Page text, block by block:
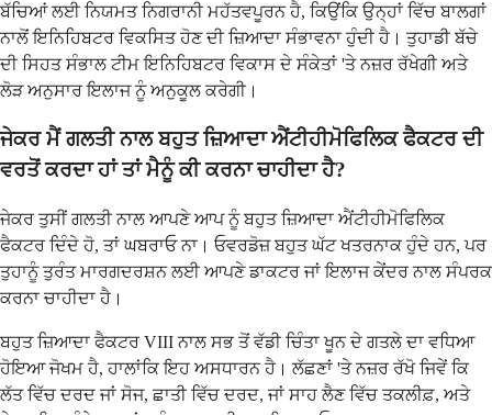
ਬੱਚਿਆਂ ਲਈ ਨਿਯਮਤ ਨਿਗਰਾਨੀ ਮਹੱਤਵਪੂਰਨ ਹੈ, ਕਿਉਂਕਿ ਉਨ੍ਹਾਂ ਵਿੱਚ ਬਾਲਗਾਂ
ਨਾਲੋਂ ਇਨਿਹਿਬਟਰ ਵਿਕਸਿਤ ਹੋਣ ਦੀ ਜ਼ਿਆਦਾ ਸੰਭਾਵਨਾ ਹੁੰਦੀ ਹੈ। ਤੁਹਾਡੀ ਬੱਚੇ
ਦੀ ਸਿਹਤ ਸੰਭਾਲ ਟੀਮ ਇਨਿਹਿਬਟਰ ਵਿਕਾਸ ਦੇ ਸੰਕੇਤਾਂ 'ਤੇ ਨਜ਼ਰ ਰੱਖੇਗੀ ਅਤੇ
ਲੋੜ ਅਨੁਸਾਰ ਇਲਾਜ ਨੂੰ ਅਨੁਕੂਲ ਕਰੇਗੀ।
ਜੇਕਰ ਮੈਂ ਗਲਤੀ ਨਾਲ ਬਹੁਤ ਜ਼ਿਆਦਾ ਐਂਟੀਹੀਮੋਫਿਲਿਕ ਫੈਕਟਰ ਦੀ
ਵਰਤੋਂ ਕਰਦਾ ਹਾਂ ਤਾਂ ਮੈਨੂੰ ਕੀ ਕਰਨਾ ਚਾਹੀਦਾ ਹੈ?
ਜੇਕਰ ਤੁਸੀਂ ਗਲਤੀ ਨਾਲ ਆਪਣੇ ਆਪ ਨੂੰ ਬਹੁਤ ਜ਼ਿਆਦਾ ਐਂਟੀਹੀਮੋਫਿਲਿਕ
ਫੈਕਟਰ ਦਿੰਦੇ ਹੋ, ਤਾਂ ਘਬਰਾਓ ਨਾ। ਓਵਰਡੋਜ਼ ਬਹੁਤ ਘੱਟ ਖਤਰਨਾਕ ਹੁੰਦੇ ਹਨ, ਪਰ
ਤੁਹਾਨੂੰ ਤੁਰੰਤ ਮਾਰਗਦਰਸ਼ਨ ਲਈ ਆਪਣੇ ਡਾਕਟਰ ਜਾਂ ਇਲਾਜ ਕੇਂਦਰ ਨਾਲ ਸੰਪਰਕ
ਕਰਨਾ ਚਾਹੀਦਾ ਹੈ।
ਬਹੁਤ ਜ਼ਿਆਦਾ ਫੈਕਟਰ VIII ਨਾਲ ਸਭ ਤੋਂ ਵੱਡੀ ਚਿੰਤਾ ਖੂਨ ਦੇ ਗਤਲੇ ਦਾ ਵਧਿਆ
ਹੋਇਆ ਜੋਖਮ ਹੈ, ਹਾਲਾਂਕਿ ਇਹ ਅਸਧਾਰਨ ਹੈ। ਲੱਛਣਾਂ 'ਤੇ ਨਜ਼ਰ ਰੱਖੋ ਜਿਵੇਂ ਕਿ
ਲੱਤ ਵਿੱਚ ਦਰਦ ਜਾਂ ਸੋਜ, ਛਾਤੀ ਵਿੱਚ ਦਰਦ, ਜਾਂ ਸਾਹ ਲੈਣ ਵਿੱਚ ਤਕਲੀਫ਼, ਅਤੇ